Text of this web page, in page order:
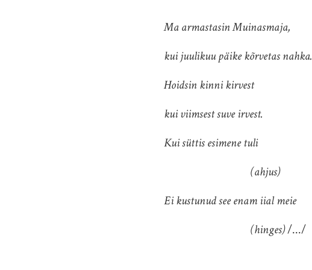
Ma armastasin Muinasmaja,
kui juulikuu päike kõrvetas nahka.
Hoidsin kinni kirvest
kui viimsest suve irvest.
Kui süttis esimene tuli
(ahjus)
Ei kustunud see enam iial meie
(hinges)/.../